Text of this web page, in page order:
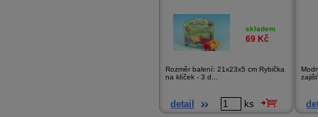
skladem
69 Kč
Rozměr balení: 21x23x5 cm Rybička
na klíček - 3 d...
detail ks